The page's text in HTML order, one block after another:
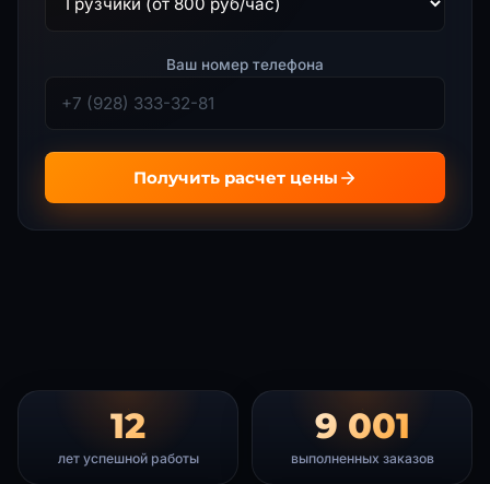
Ваш номер телефона
Получить расчет цены
12
лет успешной работы
9 001
выполненных заказов